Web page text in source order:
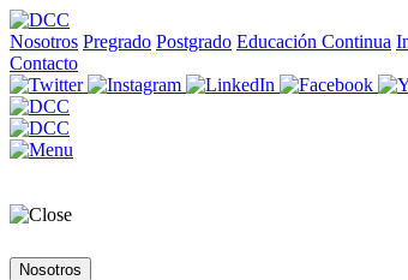
Nosotros Pregrado Postgrado Educación Continua
Contacto
Nosotros